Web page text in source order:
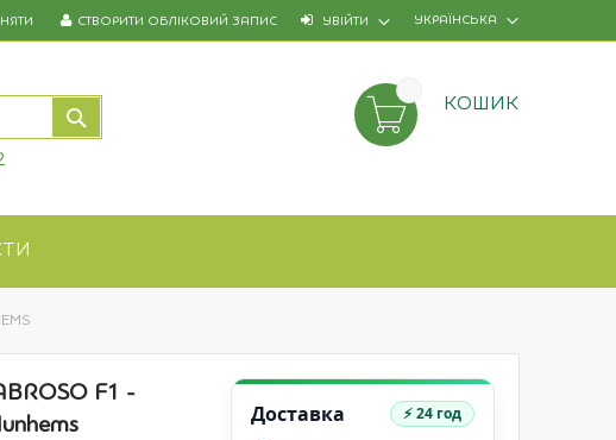
УКРАЇНСЬКА
УВІЙТИ
СТВОРИТИ ОБЛІКОВИЙ ЗАПИС
КОШИК
F1 -
Доставка ⚡ 24 год